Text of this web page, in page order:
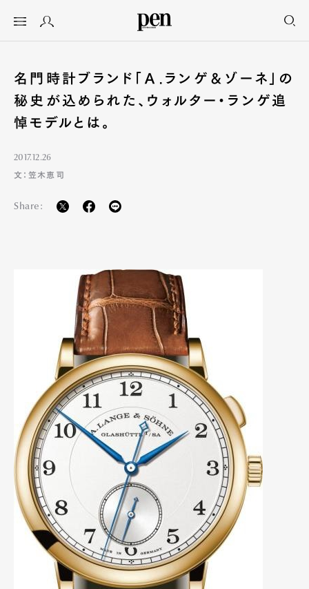
名門時計ブランド「Ａ.ランゲ＆ゾーネ」の
秘史が込められた、ウォルター・ランゲ追
悼モデルとは。
2017.12.26
文：笠木恵司
Share: